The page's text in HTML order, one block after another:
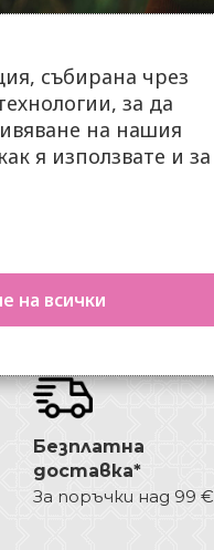
Безплатна
доставка*
За поръчки над 99 €
събирана чрез
за да
на нашия
я използвате и за
на всички